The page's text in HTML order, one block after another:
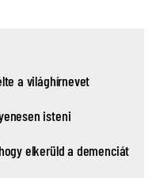
a világhírnevet
isteni
elkerüld a demenciát